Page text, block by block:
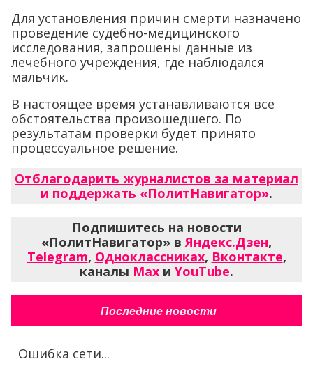
Для установления причин смерти назначено
проведение судебно-медицинского
исследования, запрошены данные из
лечебного учреждения, где наблюдался
мальчик.
В настоящее время устанавливаются все
обстоятельства произошедшего. По
результатам проверки будет принято
процессуальное решение.
Отблагодарить журналистов за материал
и поддержать «ПолитНавигатор».
Подпишитесь на новости
«ПолитНавигатор» вЯндекс.Дзен,
Telegram, Одноклассниках, Вконтакте,
каналы Max и YouTube.
Последние новости
Ошибка сети...